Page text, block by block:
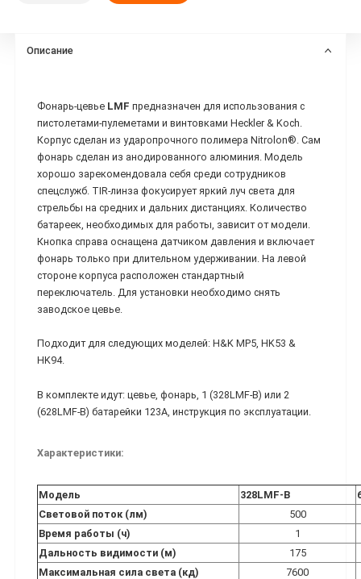
Описание
Фонарь-цевье LMF предназначен для использования с
пистолетами-пулеметами и винтовками Heckler & Koch.
Корпус сделан из ударопрочного полимера Nitrolon®. Сам
фонарь сделан из анодированного алюминия. Модель
хорошо зарекомендовала себя среди сотрудников
спецслужб. TIR-линза фокусирует яркий луч света для
стрельбы на средних и дальних дистанциях. Количество
батареек, необходимых для работы, зависит от модели.
Кнопка справа оснащена датчиком давления и включает
фонарь только при длительном удерживании. На левой
стороне корпуса расположен стандартный
переключатель. Для установки необходимо снять
заводское цевье.
Подходит для следующих моделей: H&K MP5, HK53 &
HK94.
В комплекте идут: цевье, фонарь, 1 (328LMF-B) или 2
(628LMF-B) батарейки 123А, инструкция по эксплуатации.
Характеристики:
Модель 328LMF-B
Световой поток (лм)
500
Время работы (ч)
1
Дальность видимости (м)
175
Максимальная сила света (кд)
7600